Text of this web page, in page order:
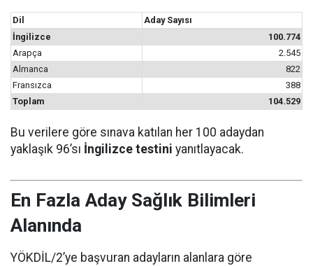
Dil
Aday Sayısı
İngilizce
100.774
Arapça
2.545
Almanca
822
Fransızca
388
Toplam
104.529
Bu verilere göre sınava katılan her 100 adaydan
yaklaşık 96’sı İngilizce testini yanıtlayacak.
En Fazla Aday Sağlık Bilimleri
Alanında
YÖKDİL/2’ye başvuran adayların alanlara göre